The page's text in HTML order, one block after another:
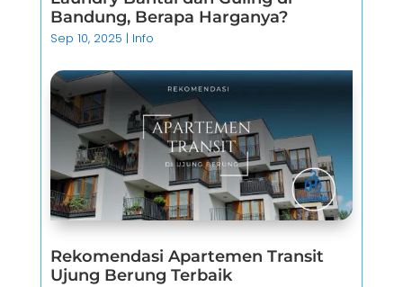
Bandung, Berapa Harganya?
Sep 10, 2025 | Info
Rekomendasi Apartemen Transit
Ujung Berung Terbaik